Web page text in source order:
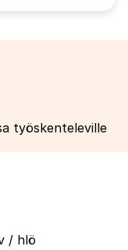
työskenteleville
/ hlö